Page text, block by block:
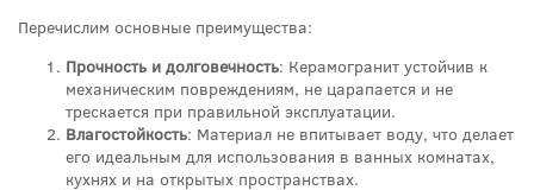
Перечислим основные преимущества:
Прочность и долговечность: Керамогранит устойчив к
механическим повреждениям, не царапается и не
трескается при правильной эксплуатации.
Влагостойкость: Материал не впитывает воду, что делает
его идеальным для использования в ванных комнатах,
кухнях и на открытых пространствах.